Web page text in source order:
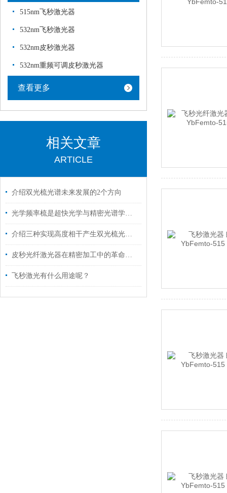
515nm飞秒激光器
532nm飞秒激光器
532nm皮秒激光器
532nm重频可调皮秒激光器
查看更多
相关文章
ARTICLE
介绍双光梳光谱未来发展的2个方向
光学频率梳是超快光学与精密光谱学结合的产物
介绍三种实现高度相干产生双光梳光谱的方法
皮秒光纤激光器在精密加工中的革命性作用
飞秒激光有什么用途呢？